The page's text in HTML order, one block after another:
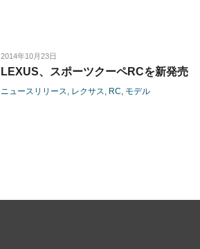
2014年10月23日
LEXUS、スポーツクーペRCを新発売
ニュースリリース レクサス RC モデル